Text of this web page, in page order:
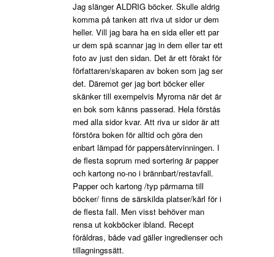
Jag slänger ALDRIG böcker. Skulle aldrig
komma på tanken att riva ut sidor ur dem
heller. Vill jag bara ha en sida eller ett par
ur dem spå scannar jag in dem eller tar ett
foto av just den sidan. Det är ett förakt för
författaren/skaparen av boken som jag ser
det. Däremot ger jag bort böcker eller
skänker till exempelvis Myrorna när det är
en bok som känns passerad. Hela förstås
med alla sidor kvar. Att riva ur sidor är att
förstöra boken för alltid och göra den
enbart lämpad för pappersåtervinningen. I
de flesta soprum med sortering är papper
och kartong no-no i brännbart/restavfall.
Papper och kartong /typ pärmarna till
böcker/ finns de särskilda platser/kärl för i
de flesta fall. Men visst behöver man
rensa ut kokböcker ibland. Recept
föråldras, både vad gäller ingredienser och
tillagningssätt.